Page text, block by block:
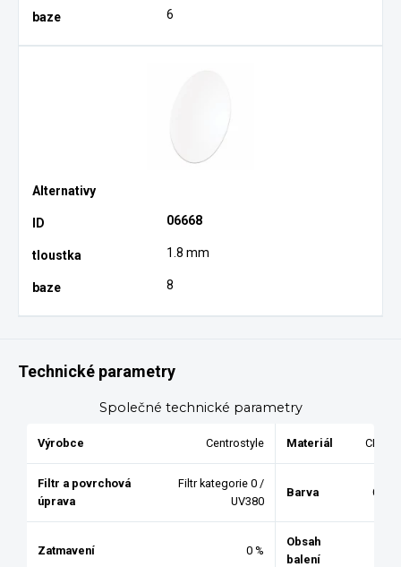
6
06668
1.8 mm
8
Technické parametry
Společné technické parametry
Výrobce Centrostyle Materiál CR39
Filtr a povrchová
úprava
Filtr kategorie 0 /
UV380
Barva Čirá
Zatmavení 0 %
Obsah
balení